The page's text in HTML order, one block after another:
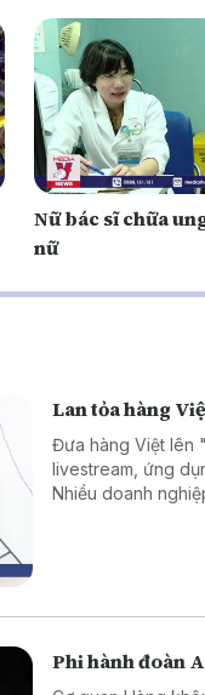
Nữ bác sĩ chữa
nữ
Lan tỏa hàng
Đưa hàng Việt lên
livestream, ứng
Nhiều doanh
Phi hành đoàn